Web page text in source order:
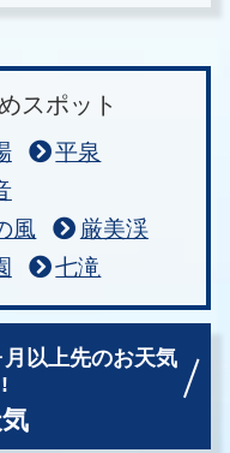
スポット
平泉
風
厳美渓
七滝
月以上先のお天気